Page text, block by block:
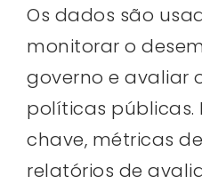
Os dados são
monitorar o
governo e avaliar
políticas públicas.
chave, métricas
relatórios de